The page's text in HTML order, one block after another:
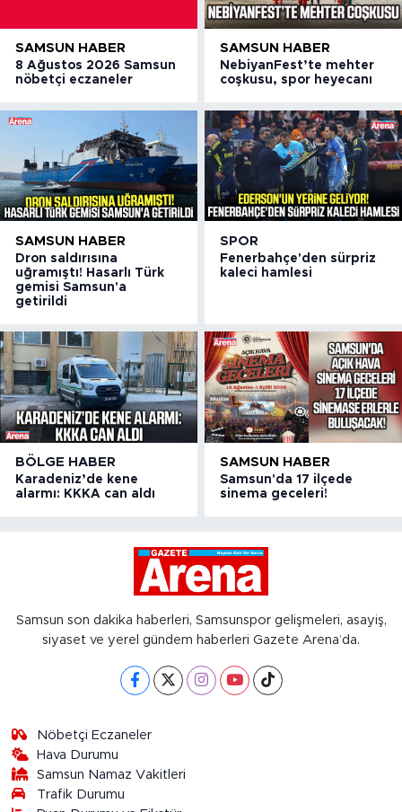
SAMSUN HABER
8 Ağustos 2026 Samsun
nöbetçi eczaneler
SAMSUN HABER
NebiyanFest’te mehter
coşkusu, spor heyecanı
SAMSUN HABER
Dron saldırısına
uğramıştı! Hasarlı Türk
gemisi Samsun'a
getirildi
SPOR
Fenerbahçe'den sürpriz
kaleci hamlesi
BÖLGE HABER
Karadeniz’de kene
alarmı: KKKA can aldı
SAMSUN HABER
Samsun'da 17 ilçede
sinema geceleri!
Samsun son dakika haberleri, Samsunspor gelişmeleri, asayiş,
siyaset ve yerel gündem haberleri Gazete Arena’da.
Nöbetçi Eczaneler
Hava Durumu
Samsun Namaz Vakitleri
Trafik Durumu